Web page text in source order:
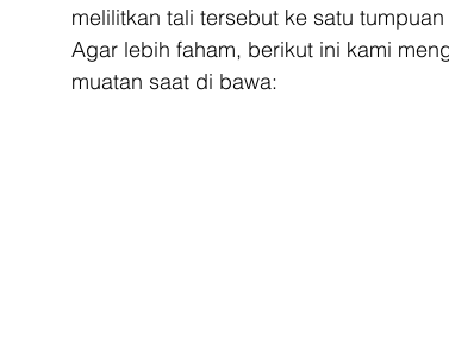
melilitkan tali tersebut ke satu
Agar lebih faham, berikut ini kami
muatan saat di bawa: